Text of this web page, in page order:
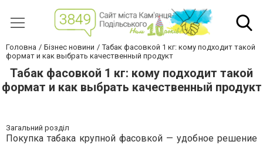
Головна Бізнес новини
Табак фасовкой 1 кг: кому подходит такой
формат и как выбрать качественный продукт
Табак фасовкой 1 кг: кому подходит такой
формат и как выбрать качественный продукт
Загальний розділ
Покупка табака крупной фасовкой — удобное решение